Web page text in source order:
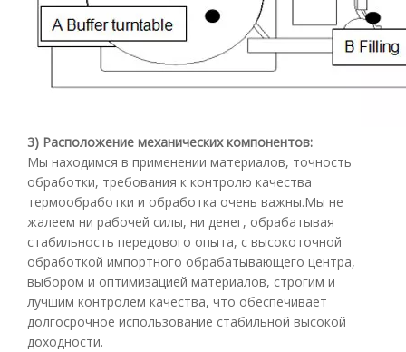
3) Расположение механических компонентов:
Мы находимся в применении материалов, точность
обработки, требования к контролю качества
термообработки и обработка очень важны.Мы не
жалеем ни рабочей силы, ни денег, обрабатывая
стабильность передового опыта, с высокоточной
обработкой импортного обрабатывающего центра,
выбором и оптимизацией материалов, строгим и
лучшим контролем качества, что обеспечивает
долгосрочное использование стабильной высокой
доходности.